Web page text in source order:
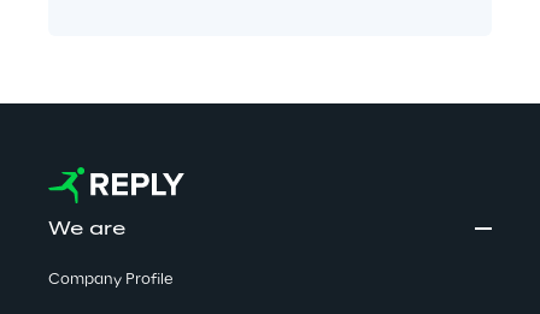
We are
Company Profile